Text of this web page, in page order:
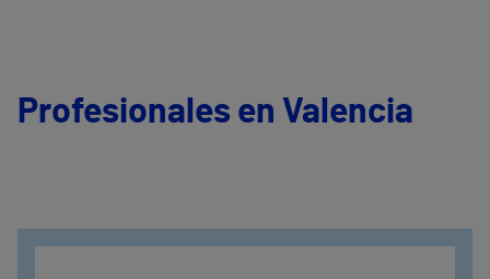
Profesionales en Valencia